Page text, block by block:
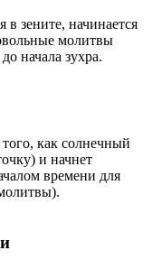
в зените, начинается
молитвы
начала зухра.
как солнечный
и начнет
времени для